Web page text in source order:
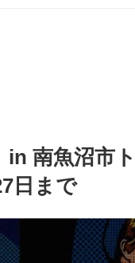
in 南魚沼市
日まで